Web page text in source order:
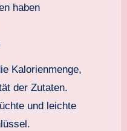
haben
Kalorienmenge,
der Zutaten.
und leichte